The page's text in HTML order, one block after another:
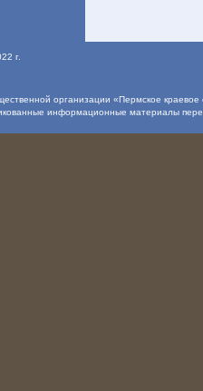
г.
организации «Пермское
информационные материалы